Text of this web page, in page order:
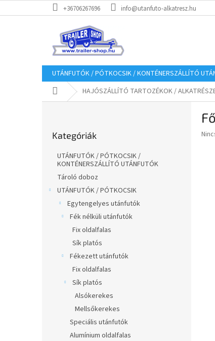
a
+36706267696 info@utanfuto-alkatresz.hu
UTÁNFUTÓK / PÓTKOCSIK / KONTÉNERSZÁLLÍTÓ
KezdőlapHAJÓSZÁLLÍTÓ TARTOZÉKOK /
átugrása
Kategóriák
UTÁNFUTÓK / PÓTKOCSIK /
KONTÉNERSZÁLLÍTÓ UTÁNFUTÓK
Tároló doboz
UTÁNFUTÓK / PÓTKOCSIK
Egytengelyes utánfutók
Fék nélküli utánfutók
Fix oldalfalas
Sík platós
Fékezett utánfutók
Fix oldalfalas
Sík platós
Alsókerekes
Mellsőkerekes
Speciális utánfutók
Alumínium oldalfalas
A